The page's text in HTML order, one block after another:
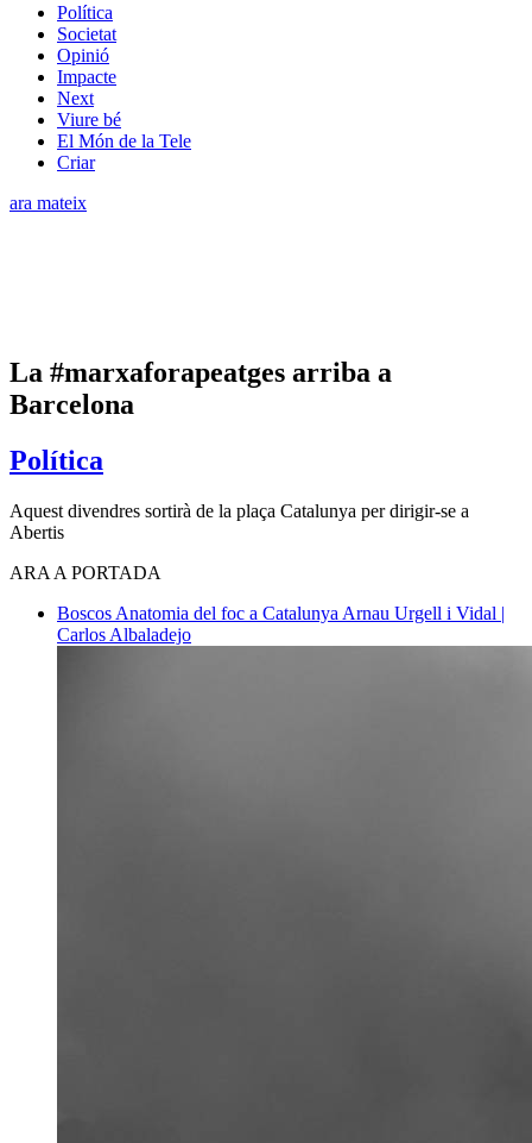
Política
Societat
Opinió
Impacte
Next
Viure bé
El Món de la Tele
Criar
ara mateix
La #marxaforapeatges arriba a
Barcelona
Política
Aquest divendres sortirà de la plaça Catalunya per dirigir-se a
Abertis
ARA A PORTADA
Boscos Anatomia del foc a Catalunya Arnau Urgell i Vidal |
Carlos Albaladejo